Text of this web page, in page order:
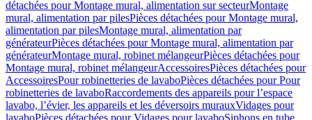
détachées pour Montage mural, alimentation sur secteurMontage
mural, alimentation par pilesPièces détachées pour Montage mural,
alimentation par pilesMontage mural, alimentation par
générateurPièces détachées pour Montage mural, alimentation par
générateurMontage mural, robinet mélangeurPièces détachées pour
Montage mural, robinet mélangeurAccessoiresPièces détachées pour
AccessoiresPour robinetteries de lavaboPièces détachées pour Pour
robinetteries de lavaboRaccordements des appareils pour l’espace
lavabo, l’évier, les appareils et les déversoirs murauxVidages pour
lavaboPièces détachées pour Vidages pour lavaboSiphons en tube